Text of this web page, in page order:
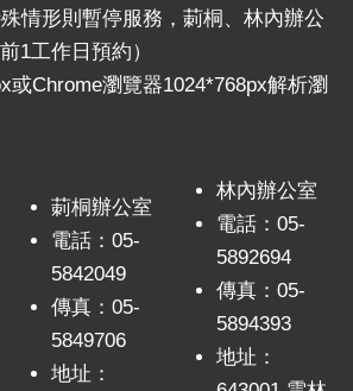
情形則暫停服務，莿桐、林內辦公
1工作日預約）
或Chrome瀏覽器1024*768px解析瀏
莿桐辦公室
電話：05-
5842049
傳真：05-
5849706
地址：
林內辦公室
電話：05-
5892694
傳真：05-
5894393
地址：